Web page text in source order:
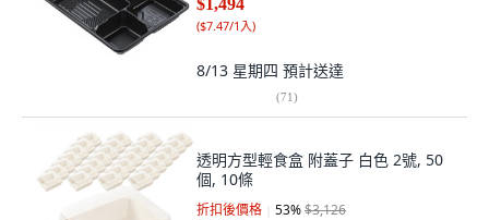
$1,494
($7.47/1入)
8/13 星期四 預計送達
(71)
透明方型輕食盒 附蓋子 白色 2號, 50
個, 10條
折扣後價格 53%$3,126